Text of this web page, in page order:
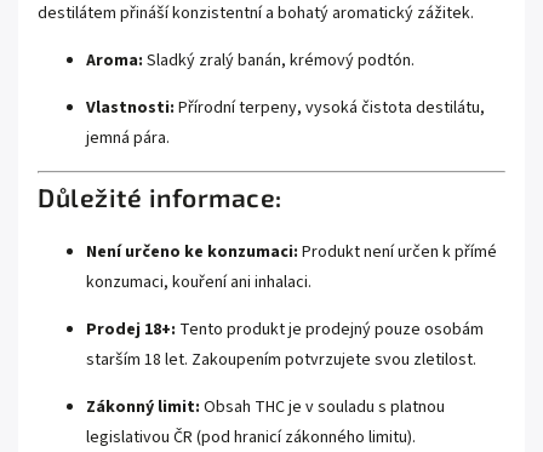
destilátem přináší konzistentní a bohatý aromatický zážitek.
Aroma: Sladký zralý banán, krémový podtón.
Vlastnosti: Přírodní terpeny, vysoká čistota destilátu,
jemná pára.
Důležité informace:
Není určeno ke konzumaci: Produkt není určen k přímé
konzumaci, kouření ani inhalaci.
Prodej 18+: Tento produkt je prodejný pouze osobám
starším 18 let. Zakoupením potvrzujete svou zletilost.
Zákonný limit: Obsah THC je v souladu s platnou
legislativou ČR (pod hranicí zákonného limitu).